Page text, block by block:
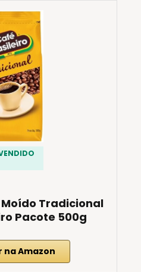
Tradicional
Pacote 500g
na Amazon